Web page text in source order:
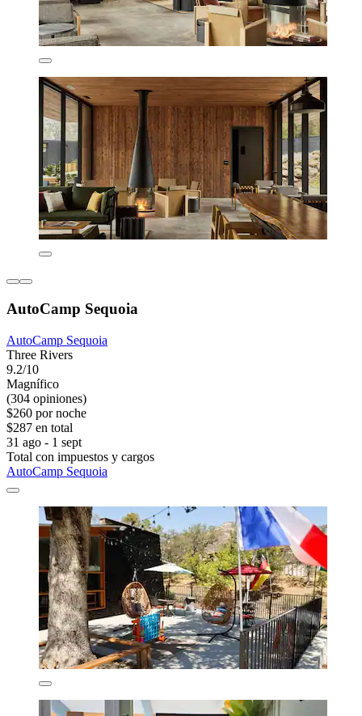
AutoCamp Sequoia
AutoCamp Sequoia
Three Rivers
9.2/10
Magnífico
(304 opiniones)
$260 por noche
$287 en total
31 ago - 1 sept
Total con impuestos y cargos
AutoCamp Sequoia